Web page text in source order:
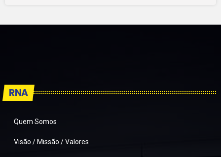
RNA
Quem Somos
Visão / Missão / Valores